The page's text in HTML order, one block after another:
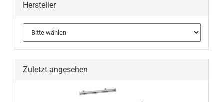
Hersteller
Zuletzt angesehen